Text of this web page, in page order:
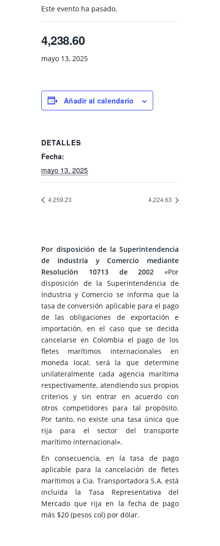
Este evento ha pasado.
4,238.60
mayo 13, 2025
Añadir al calendario
DETALLES
Fecha:
mayo 13, 2025
4,259.23 4,224.63
Por disposición de la Superintendencia
de Industria y Comercio mediante
Resolución 10713 de 2002 «Por
disposición de la Superintendencia de
Industria y Comercio se informa que la
tasa de conversión aplicable para el pago
de las obligaciones de exportación e
importación, en el caso que se decida
cancelarse en Colombia el pago de los
fletes marítimos internacionales en
moneda local, será la que determine
unilateralmente cada agencia marítima
respectivamente, atendiendo sus propios
criterios y sin entrar en acuerdo con
otros competidores para tal propósito.
Por tanto, no existe una tasa única que
rija para el sector del transporte
marítimo internacional».
En consecuencia, en la tasa de pago
aplicable para la cancelación de fletes
marítimos a Cia. Transportadora S.A. está
incluida la Tasa Representativa del
Mercado que rija en la fecha de pago
más $20 (pesos col) por dólar.